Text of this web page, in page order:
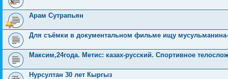
Арам Сутрапьян
Для съёмки в документальном фильме ищу
Максим,24года. Метис: казах-русский. Спортивное
Нурсултан 30 лет Кыргыз